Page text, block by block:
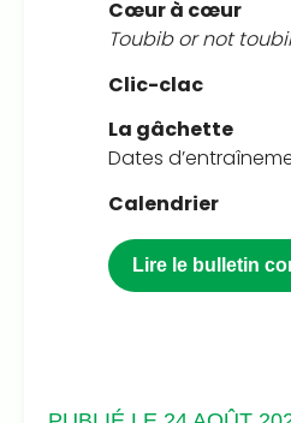
Cœur à cœur
Toubib or not
Clic-clac
La gâchette
Dates
Calendrier
Lire le bulletin